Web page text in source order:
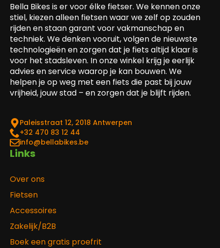
Bella Bikes is er voor élke fietser. We kennen onze
stiel, kiezen alleen fietsen waar we zelf op zouden
rijden en staan garant voor vakmanschap en
techniek. We denken vooruit, volgen de nieuwste
technologieën en zorgen dat je fiets altijd klaar is
voor het stadsleven. In onze winkel krijg je eerlijk
advies en service waarop je kan bouwen. We
helpen je op weg met een fiets die past bij jouw
vrijheid, jouw stad – en zorgen dat je blijft rijden.
Paleisstraat 12, 2018 Antwerpen
‎+32 470 83 12 44
info@bellabikes.be
Links
Over ons
Fietsen
Accessoires
Zakelijk/B2B
Boek een gratis proefrit